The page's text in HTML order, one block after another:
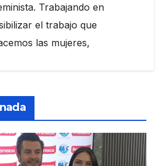
Trabajando en
el trabajo que
las mujeres,